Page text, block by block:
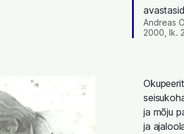
Andreas
2000, lk.
ja mõju
ja